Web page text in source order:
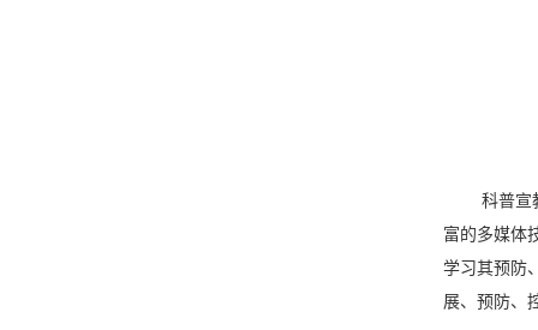
科普宣
富的多媒体
学习其预防
展、预防、